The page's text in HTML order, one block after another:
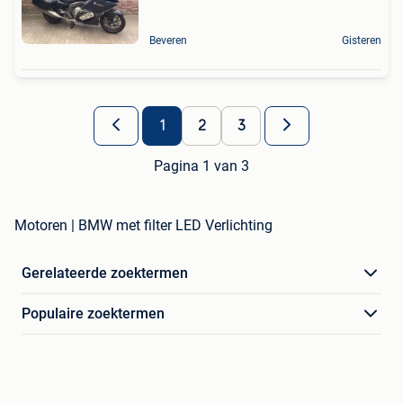
Beveren Gisteren
1 2 3
Pagina 1 van 3
Motoren | BMW met filter LED Verlichting
Gerelateerde zoektermen
Populaire zoektermen